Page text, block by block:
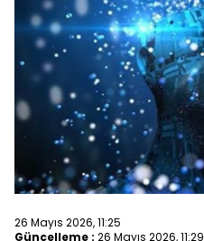
26 Mayıs 2026, 11:25
Güncelleme : 26 Mayıs 2026, 11:29